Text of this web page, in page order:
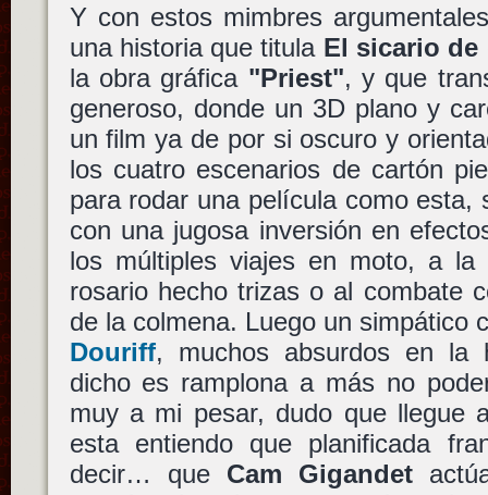
Y con estos mimbres
una historia que titula El sicario de
la obra gráfica "Priest", y que
generoso, donde un 3D plano y
un film ya de por si oscuro y
los cuatro escenarios de cartón
para rodar una película como esta,
con una jugosa inversión en
los múltiples viajes en moto, a
rosario hecho trizas o al combate
de la colmena. Luego un simpático
Douriff, muchos absurdos en la
dicho es ramplona a más no
muy a mi pesar, dudo que llegue
esta entiendo que planificada
decir… que Cam Gigandet